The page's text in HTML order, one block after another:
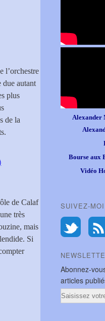
l’orchestre
due autant
plus
de la
de Calaf
très
mais
Si
Alexander
Bourse aux
Vidéo
SUIVEZ-MOI
Abonnez-
articles
Email